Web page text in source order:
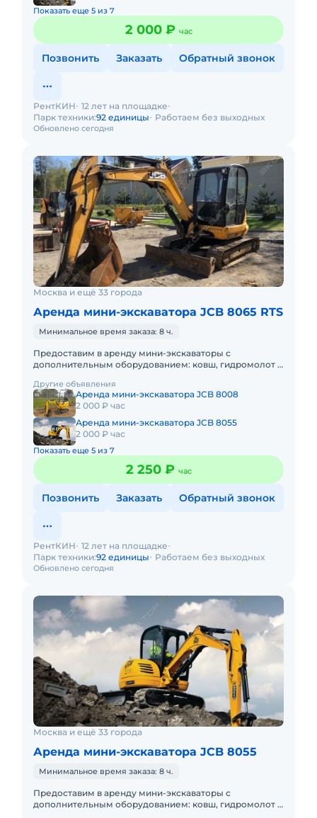
Показать еще 5 из 7
2 000 ₽ час
Позвонить Заказать Обратный звонок
Обновлено сегодня
РентКИН 12 лет на площадке
Парк техники:92 единицы Работаем без выходных
Москва и ещё 33 города
Аренда мини-экскаватора JCB 8065 RTS
Минимальное время заказа: 8 ч.
Предоставим в аренду мини-экскаваторы с
дополнительным оборудованием: ковш, гидромолот и
часов работы + 1 час
Другие объявления
Аренда мини-экскаватора JCB 8008
2 000 ₽ час
Аренда мини-экскаватора JCB 8055
2 000 ₽ час
Показать еще 5 из 7
2 250 ₽ час
Позвонить Заказать Обратный звонок
Обновлено сегодня
РентКИН 12 лет на площадке
Парк техники:92 единицы Работаем без выходных
Москва и ещё 33 города
Аренда мини-экскаватора JCB 8055
Минимальное время заказа: 8 ч.
Предоставим в аренду мини-экскаваторы с
дополнительным оборудованием: ковш, гидромолот и